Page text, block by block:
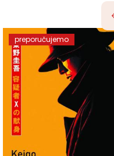
preporučujemo